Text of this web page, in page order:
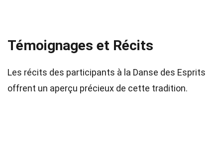
Témoignages et Récits
Les récits des participants à la Danse des Esprits
offrent un aperçu précieux de cette tradition.